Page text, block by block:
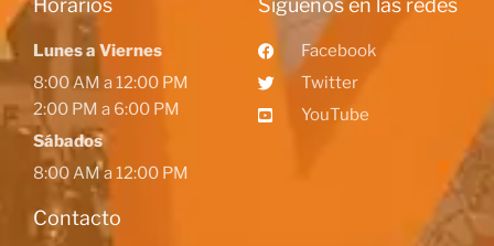
Horarios
Lunes a Viernes
8:00 AM a 12:00 PM
2:00 PM a 6:00 PM
Sábados
8:00 AM a 12:00 PM
Contacto
Siguenos en las redes
Facebook
Twitter
YouTube